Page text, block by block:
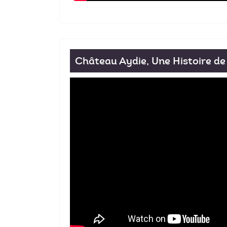
Château Aydie, Une Histoire